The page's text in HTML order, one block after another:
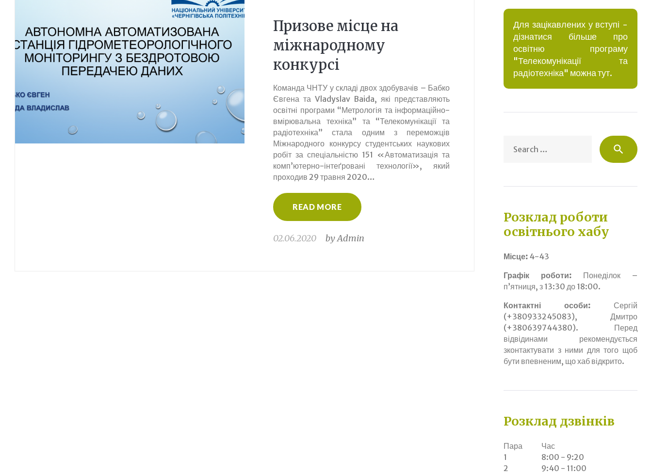
конкурси
Призове місце на
міжнародному
конкурсі
Команда ЧНТУ у складі двох здобувачів – Бабко
Євгена та Vladyslav Baida, які представляють
освітні програми “Метрологія та інформаційно-
вмірювальна техніка” та “Телекомунікації та
радіотехніка” стала одним з переможців
Міжнародного конкурсу студентських наукових
робіт за спеціальністю 151 «Автоматизація та
комп’ютерно-інтеґровані технології», який
проходив 29 травня 2020…
READ MORE
02.06.2020 byAdmin
Для зацікавлених у вступі -
дізнатися більше про
освітню програму
"Телекомунікації та
радіотехніка" можна тут.
search
Розклад роботи
освітнього хабу
Місце: 4-43
Графік роботи: Понеділок –
п’ятниця, з 13:30 до 18:00.
Контактні особи: Сергій
(+380933245083), Дмитро
(+380639744380). Перед
відвідинами рекомендується
зконтактувати з ними для того щоб
бути впевненим, що хаб відкрито.
Розклад дзвінків
Пара
Час
1
8:00 - 9:20
2
9:40 - 11:00